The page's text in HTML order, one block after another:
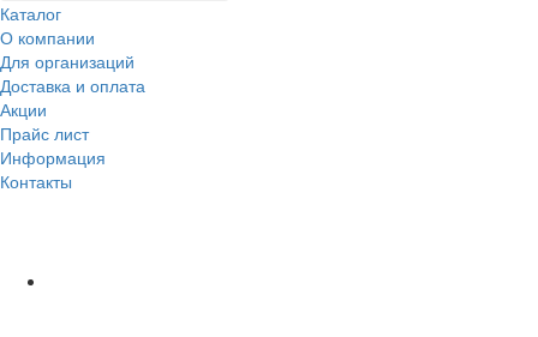
Каталог
О компании
Для организаций
Доставка и оплата
Акции
Прайс лист
Информация
Контакты